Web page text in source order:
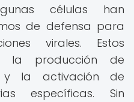
células han
de defensa para
virales. Estos
la producción de
y la activación de
específicas. Sin